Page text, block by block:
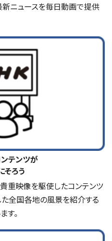
新ニュースを毎日動画で提供
テンツが
そろう
重映像を駆使したコンテンツ
た全国各地の風景を紹介する
す。